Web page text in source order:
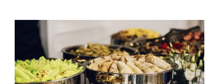
Outdoor catering
discounts